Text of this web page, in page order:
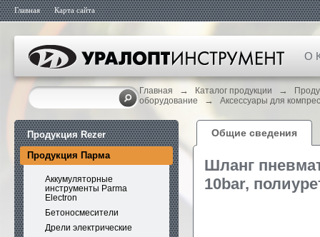
Главная Карта сайта
О
Главная → Каталог продукции →
оборудование
→ Аксессуары для
Продукция Rezer
Продукция Парма
Аккумуляторные
инструменты Parma
Electron
Бетоносмесители
Дрели электрические
Общие сведения
Шланг
10bar,